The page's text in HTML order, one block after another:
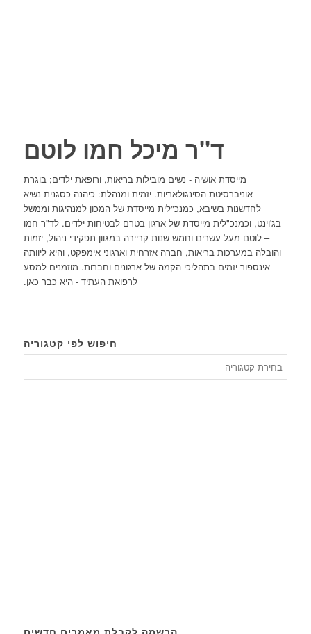
ד"ר מיכל חמו לוטם
מייסדת אושיה - נשים מובילות בריאות, ורופאת ילדים; בוגרת
אוניברסיטת הסינגולאריות. יזמית ומנהלת: כיהנה כסגנית נשיא
לחדשנות בשיבא, כמנכ"לית מייסדת של המכון למנהיגות וממשל
בג'וינט, וכמנכ"לית מייסדת של ארגון בטרם לבטיחות ילדים. לד"ר חמו
– לוטם מעל עשרים וחמש שנות קריירה במגוון תפקידי ניהול, יזמות
והובלה במערכות בריאות, חברה אזרחית וארגוני אימפקט, והיא ליוותה
אינספור יזמים בתהליכי הקמה של ארגונים וחברות. מוזמנים למסע
לרפואת העתיד - היא כבר כאן.
חיפוש לפי קטגוריה